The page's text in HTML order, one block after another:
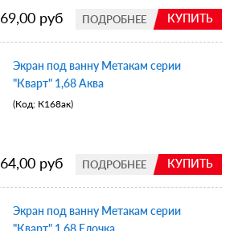
КУПИТЬ
ПОДРОБНЕЕ
69,00 руб
Экран под ванну Метакам серии
"Кварт" 1,68 Аква
(Код: К168ак)
КУПИТЬ
ПОДРОБНЕЕ
64,00 руб
Экран под ванну Метакам серии
"Кварт" 1,68 Елочка